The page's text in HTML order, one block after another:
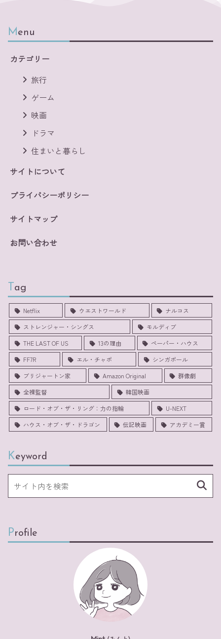
Menu
カテゴリー
旅行
ゲーム
映画
ドラマ
住まいと暮らし
サイトについて
プライバシーポリシー
サイトマップ
お問い合わせ
Tag
Netflix ウエストワールド
ナルコス
ストレンジャー・シングス
モルディブ
THE LAST OF US
13の理由
ペーパー・ハウス
FF7R
エル・チャポ
シンガポール
ブリジャートン家
Amazon Original
群像劇
全裸監督
韓国映画
ロード・オブ・ザ・リング：力の指輪
U-NEXT
ハウス・オブ・ザ・ドラゴン
伝記映画 アカデミー賞
Keyword
Profile